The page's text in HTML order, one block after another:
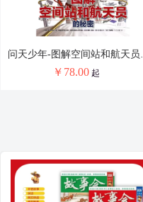
小小邮票大发现（1-3合集）
￥179.40 起